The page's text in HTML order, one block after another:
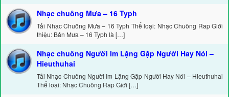
Nhạc chuông Mưa – 16 Typh
Tải Nhạc Chuông Mưa – 16 Typh Thể loại: Nhạc Chuông Rap Giới
thiệu: Bản Mưa – 16 Typh là […]
Nhạc chuông Người Im Lặng Gặp Người Hay Nói –
Hieuthuhai
Tải Nhạc Chuông Người Im Lặng Gặp Người Hay Nói – Hieuthuhai
Thể loại: Nhạc Chuông Rap Giới […]